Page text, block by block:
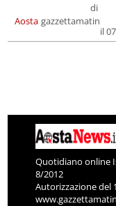
Aosta
di
gazzettamatin
il
Quotidiano online
8/2012
Autorizzazione del